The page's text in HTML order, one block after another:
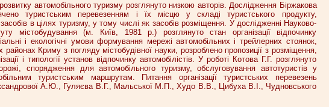
автомобільного туризму розглянуто низкою авторів. Дослідження Біржакова
туристським перевезенням і їх місцю у складі туристського продукту,
в цілях туризму, у тому числі як засобів розміщення. У дослідженні Науково-
містобудування (м. Київ, 1981 р.) розглянуто стан організації відпочинку
і екологічні умови формування мережі автомобільних і трейлерних стоянок,
районах Криму з погляду містобудівної науки, розроблено пропозиції з розміщення,
і типології установ відпочинку автомобілістів. У роботі Котова Г.Г. розглянуто
спорядження для автомобільного туризму, обслуговування автотуристів у
туристським маршрутам. Питання організації туристських перевезень
А.Ю., Гуляєва В.Г., Мальської М.П., Худо В.В., Цибуха В.І., Чудновського